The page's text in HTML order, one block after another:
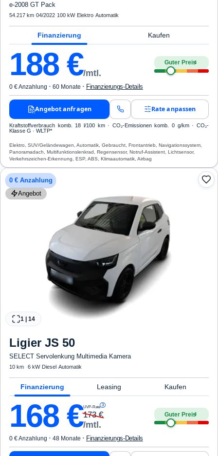
e-2008 GT Pack
54.217 km·04/2022· 100 kW· Elektro·Automatik
Finanzierung Kaufen
188€/mtl.
Guter Preis4
0 € Anzahlung · 60 Monate · Finanzierungs-Details
Angebot anfragen Rate anpassen
Kraftstoffverbrauch komb. 18 l/100 km · CO₂-Emissionen komb. 0 g/km · CO₂-
Klasse G · WLTP*
Elektro, SUV/Geländewagen, Automatik, Gebraucht, Frontantrieb, Navigationssystem,
Panoramadach, Multifunktionslenkrad, Regensensor, Notruf-Assistent, Lichtsensor,
Verkehrszeichen-Erkennung, ESP, ABS, Klimaautomatik, Airbag
0 € Anzahlung
Angebot
1 14
Ligier JS 50
SELECT Servolenkung Multimedia Kamera
10 km· ·6 kW· Diesel·Automatik
Finanzierung Leasing Kaufen
168€UVP-Rate 3
173€
/mtl.
Guter Preis4
0 € Anzahlung · 48 Monate · Finanzierungs-Details